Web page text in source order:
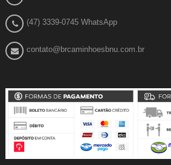
(47) 3339-0745 WhatsApp
contato@brcaminhoesbnu.com.br